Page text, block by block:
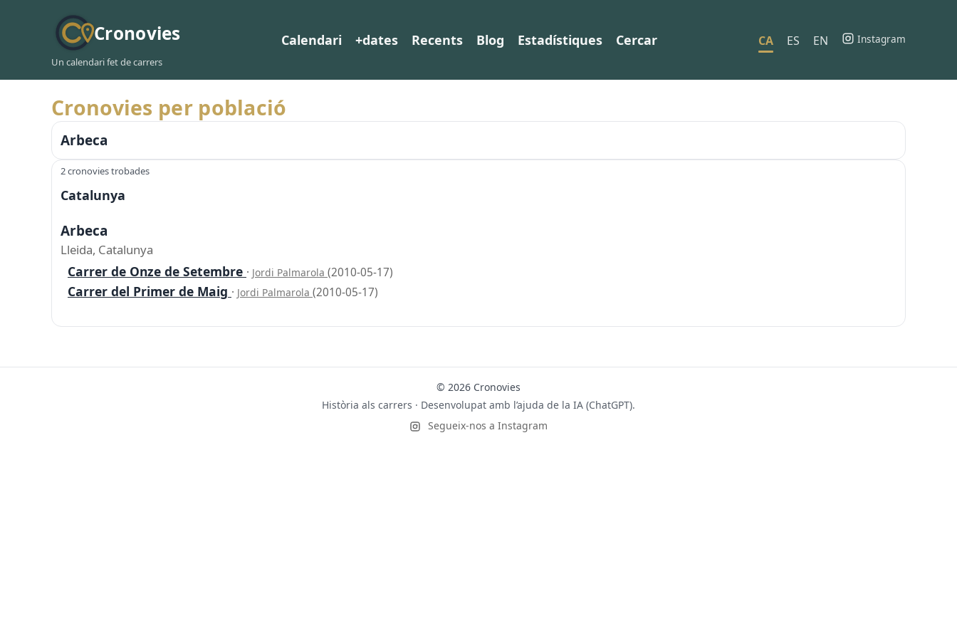
Cronovies
Un calendari fet de carrers
Calendari +dates Recents Blog Estadístiques Cercar CA ES EN Instagram
Cronovies per població
Arbeca
2 cronovies trobades
Catalunya
Arbeca
Lleida, Catalunya
Carrer de Onze de Setembre · Jordi Palmarola (2010-05-17)
Carrer del Primer de Maig · Jordi Palmarola (2010-05-17)
© 2026 Cronovies
Història als carrers · Desenvolupat amb l’ajuda de la IA (ChatGPT).
Segueix-nos a Instagram